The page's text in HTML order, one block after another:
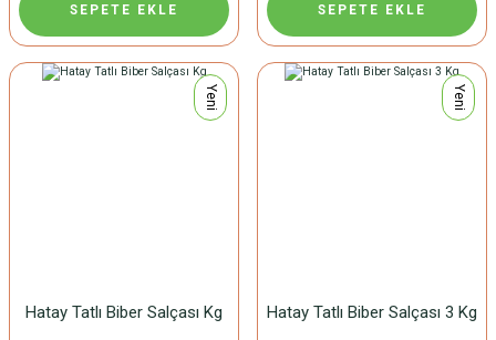
SEPETE EKLE SEPETE EKLE
Yeni
Hatay Tatlı Biber Salçası Kg
Yeni
Hatay Tatlı Biber Salçası 3 Kg